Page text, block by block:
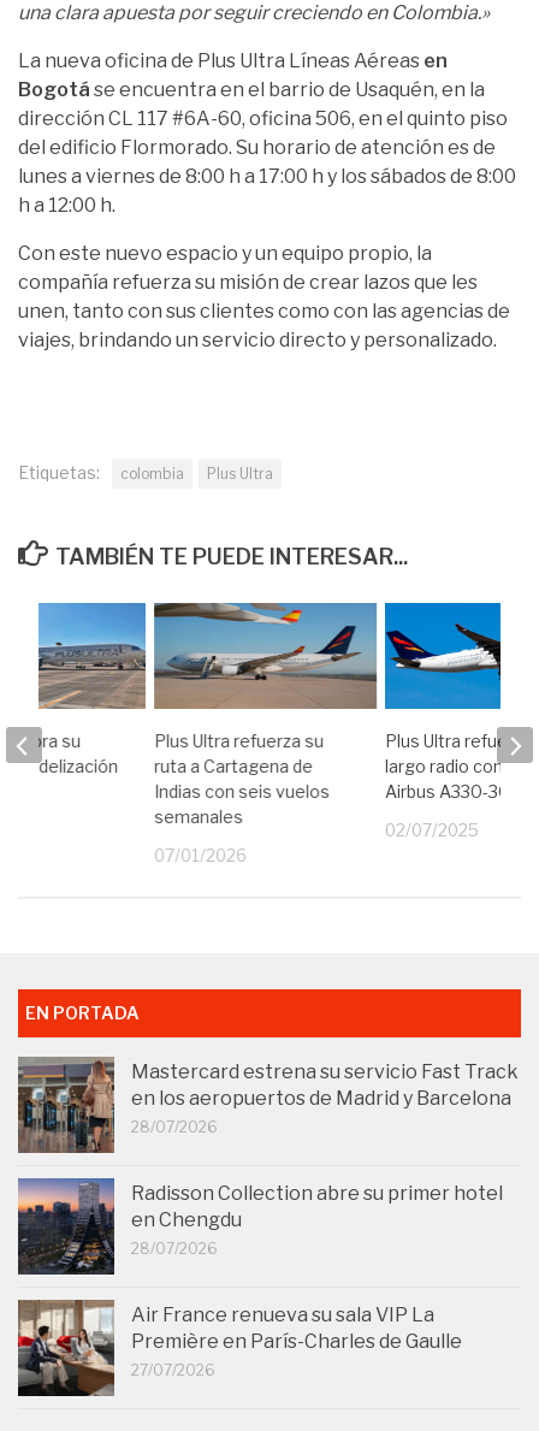
una clara apuesta por seguir creciendo en Colombia.»
La nueva oficina de Plus Ultra Líneas Aéreas en
Bogotá se encuentra en el barrio de Usaquén, en la
dirección CL 117 #6A-60, oficina 506, en el quinto piso
del edificio Flormorado. Su horario de atención es de
lunes a viernes de 8:00 h a 17:00 h y los sábados de 8:00
h a 12:00 h.
Con este nuevo espacio y un equipo propio, la
compañía refuerza su misión de crear lazos que les
unen, tanto con sus clientes como con las agencias de
viajes, brindando un servicio directo y personalizado.
Etiquetas: colombia Plus Ultra
TAMBIÉN TE PUEDE INTERESAR...
Plus Ultra refuerza su
ruta a Cartagena de
Indias con seis vuelos
semanales
07/01/2026
Plus Ultra refuerza
largo radio con un
Airbus A330-300
02/07/2025
su
fidelización
EN PORTADA
Mastercard estrena su servicio Fast Track
en los aeropuertos de Madrid y Barcelona
28/07/2026
Radisson Collection abre su primer hotel
en Chengdu
28/07/2026
Air France renueva su sala VIP La
Première en París-Charles de Gaulle
27/07/2026